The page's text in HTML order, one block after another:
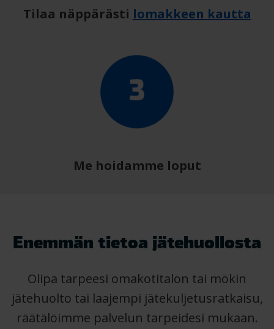
Tilaa näppärästi lomakkeen kautta
Me hoidamme loput
Enemmän tietoa jätehuollosta
Olipa tarpeesi omakotitalon tai mökin
jätehuolto tai laajempi jätekuljetusratkaisu,
räätälöimme palvelun tarpeidesi mukaan.